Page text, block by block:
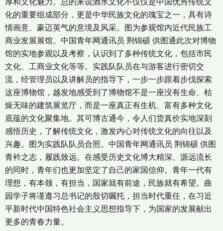
化的重要组成部分，更是中华民族文化的瑰宝之一，具有诗
情画意、豪迈英气的意境及风采。图为参观馆内近代民族工
商业发展展馆。中国青年网通讯员 荆锦硕 供图通此次对博物
馆的实地参观以及考察，认识到了多种传统文化，包括市民
文化、工商业文化等等。实践队队员在与游客进行密切交
流，经管理员以及讲解员的指导下，一步一步跟着步伐探索
这座博物馆，越发地感受到了博物馆不是一座没有生命、枯
燥无味的建筑展览厅，而是一座真正有生机、富有多种文化
底蕴的文化聚集地。其可博古通今，令人们货真价实地深刻
感悟历史，了解传统文化，激发内心对传统文化的向往以及
兴趣。图为实践队队员合照。中国青年网通讯员 荆锦硕 供图
青衿之志，履践致远。在感受历史文化博大精深、源远流长
的同时，青年们也更加坚定了自己的家国信仰。青年一代有
理想，有本领，有担当，国家就有前途，民族就有希望。曲
园学子将谨遵习总书记的殷切嘱托，担当时代重任，在习近
平新时代中国特色社会主义思想指导下，为国家的发展献出
更多的青春力量。